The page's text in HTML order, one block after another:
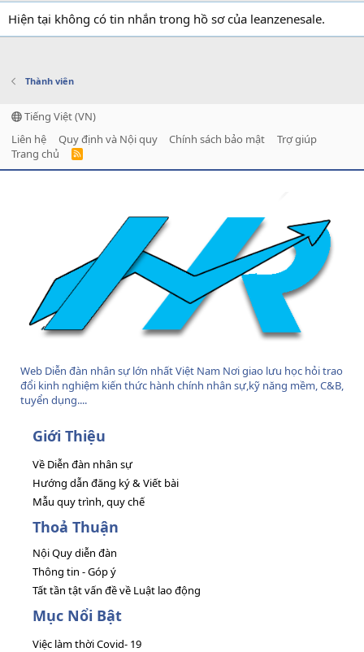
Hiện tại không có tin nhắn trong hồ sơ của leanzenesale.
Thành viên
Tiếng Việt (VN)
Liên hệ
Quy định và Nội quy Chính sách bảo mật
Trợ giúp
Trang chủ
R
Web Diễn đàn nhân sự lớn nhất Việt Nam Nơi giao lưu học hỏi trao
đổi kinh nghiệm kiến thức hành chính nhân sự,kỹ năng mềm, C&B,
tuyển dụng....
Giới Thiệu
Về Diễn đàn nhân sự
Hướng dẫn đăng ký & Viết bài
Mẫu quy trình, quy chế
Thoả Thuận
Nội Quy diễn đàn
Thông tin - Góp ý
Tất tần tật vấn đề về Luật lao động
Mục Nổi Bật
Việc làm thời Covid- 19